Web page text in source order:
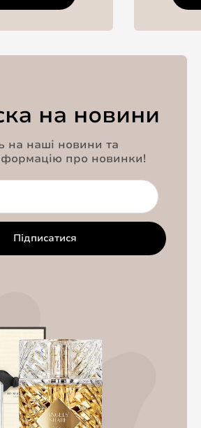
на новини
на наші новини та
про новинки!
Підписатися